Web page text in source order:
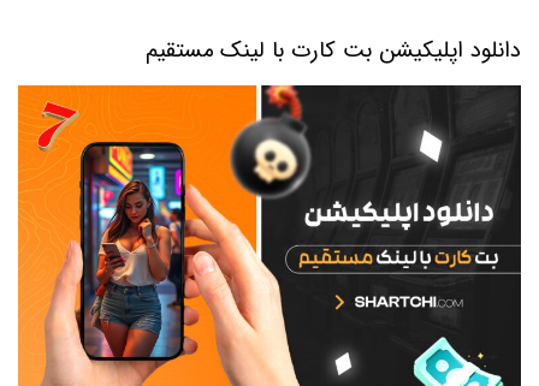
دانلود اپلیکیشن بت کارت با لینک مستقیم